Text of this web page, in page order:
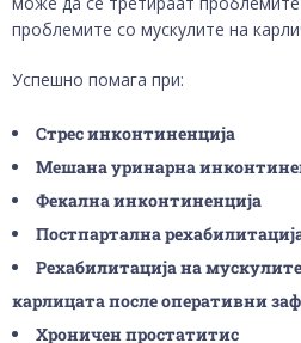
проблемите со мускулите на
Успешно помага при:
Стрес инконтиненција
Мешана уринарна
Фекална инконтиненција
Постпартална
Рехабилитација на
карлицата после оперативни
Хроничен простатитис